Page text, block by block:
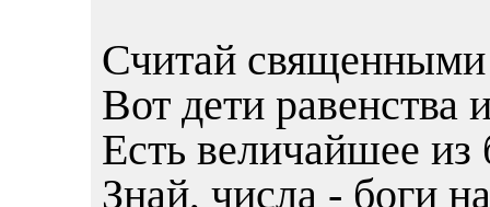
Считай священными
Вот дети равенства
Есть величайшее из
Знай, числа - боги